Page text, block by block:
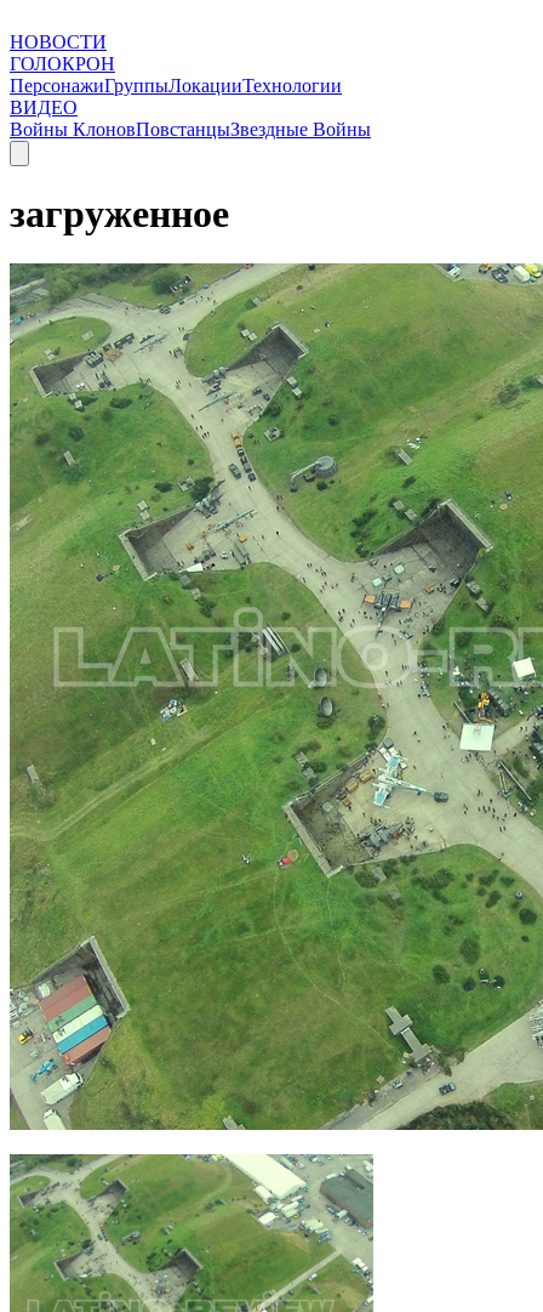
НОВОСТИ
ГОЛОКРОН
ПерсонажиГруппыЛокацииТехнологии
ВИДЕО
Войны КлоновПовстанцыЗвездные Войны
загруженное